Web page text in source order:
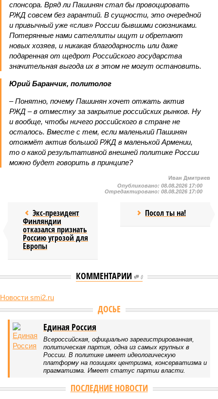
спонсора. Вряд ли Пашинян стал бы провоцировать
РЖД совсем без гарантий. В сущности, это очередной
и привычный уже «слив» России бывшими союзниками.
Потерянные нами сателлиты ищут и обретают
новых хозяев, и никакая благодарность или даже
подаренная от щедрот Российского государства
значительная выгода их в этом не могут остановить.
Юрий Баранчик, политолог
– Понятно, почему Пашинян хочет отжать актив
РЖД – в отместку за закрытие российских рынков. Ну
и вообще, чтобы ничего российского в стране не
осталось. Вместе с тем, если маленький Пашинян
отожмёт актив большой РЖД в маленькой Армении,
то о какой результативной внешней политике России
можно будет говорить в принципе?
Иван Дмитриев
Опубликовано: 08.08.2026 17:00
Отредактировано: 08.08.2026 17:00
Экс-президент
Финляндии
отказался признать
Россию угрозой для
Европы
Посол ты на!
КОММЕНТАРИИ 0
Новости smi2.ru
В нескольких станциях от уже сданного
«Сказочного леса» пайщики ЖК «Станция Л» продолжают ждать от
компании Capital Group начала реальной достройки
В нескольких станциях от уже сданного «Сказочного
леса» пайщики ЖК «Станция Л» продолжают ждать от
компании Capital Group начала реальной достройки
«Станция ожидания» для дольщиков